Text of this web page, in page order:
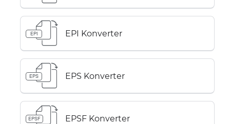
EPI EPI Konverter
EPS EPS Konverter
EPSF EPSF Konverter